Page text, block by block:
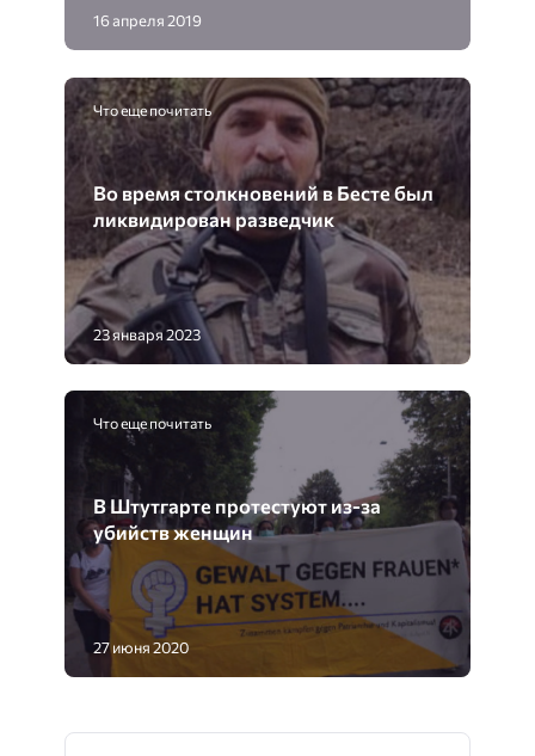
16 апреля 2019
Что еще почитать
Во время столкновений в Бесте был
ликвидирован разведчик
23 января 2023
Что еще почитать
В Штутгарте протестуют из-за
убийств женщин
27 июня 2020